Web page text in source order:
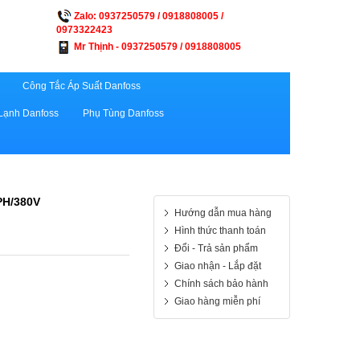
Zalo: 0937250579 / 0918808005 /
0973322423
Mr Thịnh - 0937250579 / 0918808005
Công Tắc Áp Suất Danfoss
Danfoss Phụ Tùng Danfoss
380V
Hướng dẫn mua hàng
Hình thức thanh toán
Đổi - Trả sản phẩm
Giao nhận - Lắp đặt
Chính sách bảo hành
Giao hàng miễn phí